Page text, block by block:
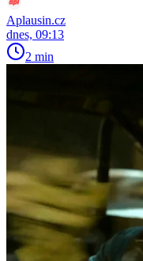
Aplausin.cz
dnes, 09:13
2 min